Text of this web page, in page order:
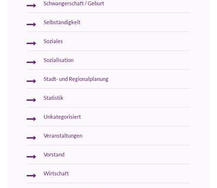
Schwangerschaft / Geburt
Selbständigkeit
Soziales
Sozialisation
Stadt- und Regionalplanung
Statistik
Unkategorisiert
Veranstaltungen
Vorstand
Wirtschaft